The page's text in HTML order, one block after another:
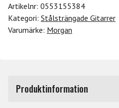
Vinröd.
mängd
Artikelnr: 0553155384
Kategori: Stålsträngade Gitarrer
Varumärke: Morgan
Produktinformation